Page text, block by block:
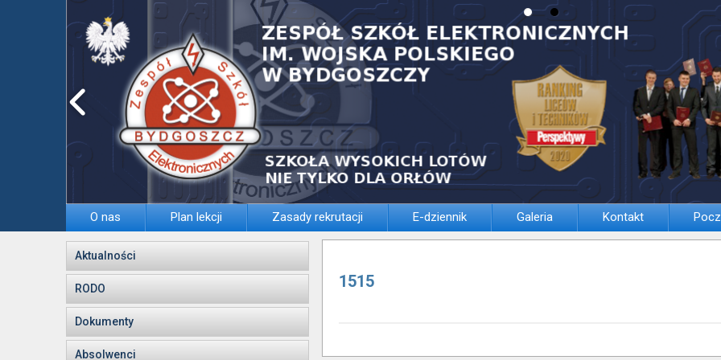
O nas Plan lekcji Zasady rekrutacji E-dziennik Galeria Kontakt
Aktualności
RODO
Dokumenty
Absolwenci
1515